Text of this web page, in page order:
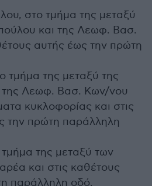
στο τμήμα της μεταξύ
και της Λεωφ. Βασ.
αυτής έως την πρώτη
τμήμα της μεταξύ της
της Λεωφ. Βασ. Κων/νου
κυκλοφορίας και στις
την πρώτη παράλληλη
της μεταξύ των
και στις καθέτους
παράλληλη οδό.